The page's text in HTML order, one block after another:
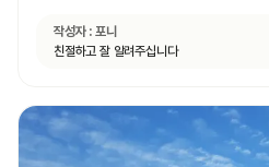
작성자 : 포니
친절하고 잘 알려주십니다